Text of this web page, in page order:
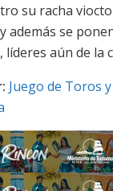
su racha
además se
líderes aún de la
Juego de Toros